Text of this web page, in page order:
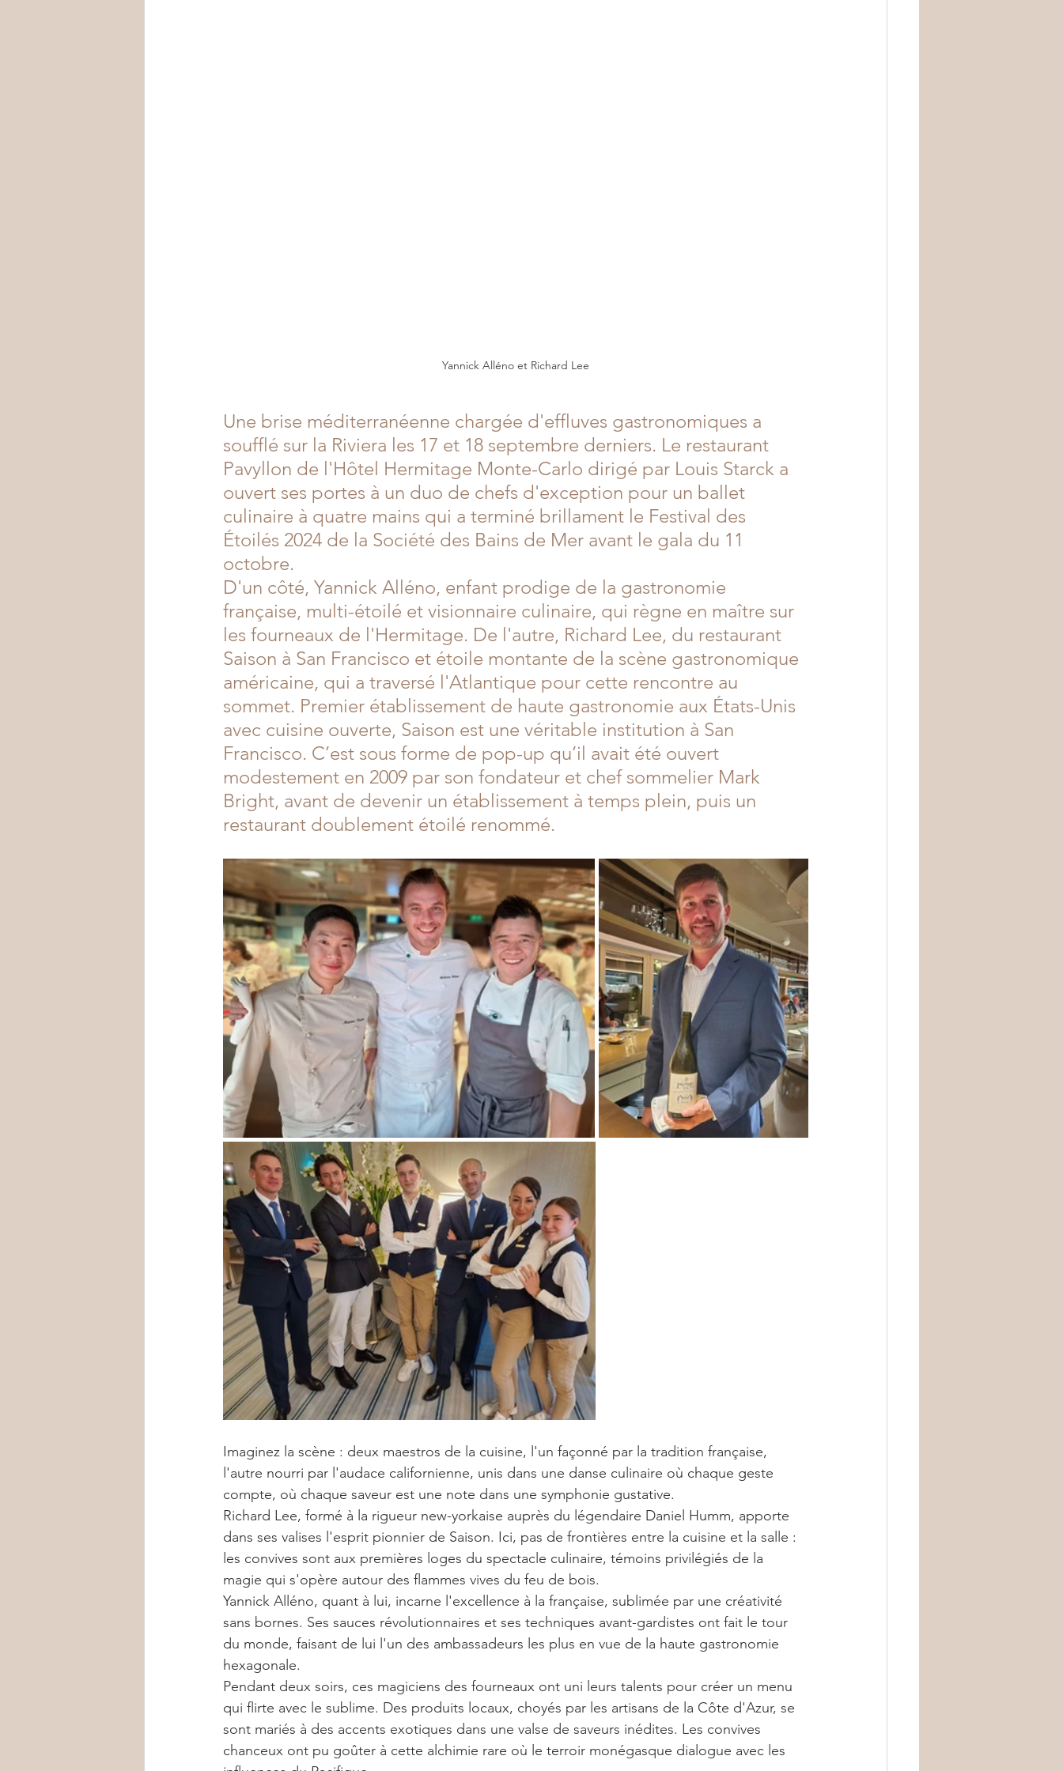
Yannick Alléno et Richard Lee
Une brise méditerranéenne chargée d'effluves gastronomiques a
soufflé sur la Riviera les 17 et 18 septembre derniers. Le restaurant
Pavyllon de l'Hôtel Hermitage Monte-Carlo dirigé par Louis Starck a
ouvert ses portes à un duo de chefs d'exception pour un ballet
culinaire à quatre mains qui a terminé brillament le Festival des
Étoilés 2024 de la Société des Bains de Mer avant le gala du 11
octobre.
D'un côté, Yannick Alléno, enfant prodige de la gastronomie
française, multi-étoilé et visionnaire culinaire, qui règne en maître sur
les fourneaux de l'Hermitage. De l'autre, Richard Lee, du restaurant
Saison à San Francisco et étoile montante de la scène gastronomique
américaine, qui a traversé l'Atlantique pour cette rencontre au
sommet. Premier établissement de haute gastronomie aux États-Unis
avec cuisine ouverte, Saison est une véritable institution à San
Francisco. C’est sous forme de pop-up qu’il avait été ouvert
modestement en 2009 par son fondateur et chef sommelier Mark
Bright, avant de devenir un établissement à temps plein, puis un
restaurant doublement étoilé renommé.
Imaginez la scène : deux maestros de la cuisine, l'un façonné par la tradition française,
l'autre nourri par l'audace californienne, unis dans une danse culinaire où chaque geste
compte, où chaque saveur est une note dans une symphonie gustative.
Richard Lee, formé à la rigueur new-yorkaise auprès du légendaire Daniel Humm, apporte
dans ses valises l'esprit pionnier de Saison. Ici, pas de frontières entre la cuisine et la salle :
les convives sont aux premières loges du spectacle culinaire, témoins privilégiés de la
magie qui s'opère autour des flammes vives du feu de bois.
Yannick Alléno, quant à lui, incarne l'excellence à la française, sublimée par une créativité
sans bornes. Ses sauces révolutionnaires et ses techniques avant-gardistes ont fait le tour
du monde, faisant de lui l'un des ambassadeurs les plus en vue de la haute gastronomie
hexagonale.
Pendant deux soirs, ces magiciens des fourneaux ont uni leurs talents pour créer un menu
qui flirte avec le sublime. Des produits locaux, choyés par les artisans de la Côte d'Azur, se
sont mariés à des accents exotiques dans une valse de saveurs inédites. Les convives
chanceux ont pu goûter à cette alchimie rare où le terroir monégasque dialogue avec les